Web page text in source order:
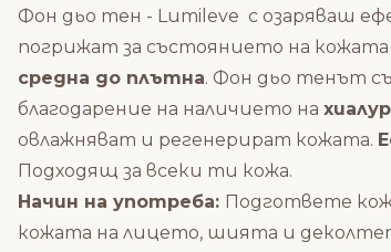
Фон дьо тен - Lumileve с озаряваш
погрижат за състоянието на
средна до плътна. Фон дьо тенът
благодарение на наличието на
овлажняват и регенерират кожата.
Подходящ за всеки ти кожа.
Начин на употреба: Подгответе
кожата на лицето, шията и